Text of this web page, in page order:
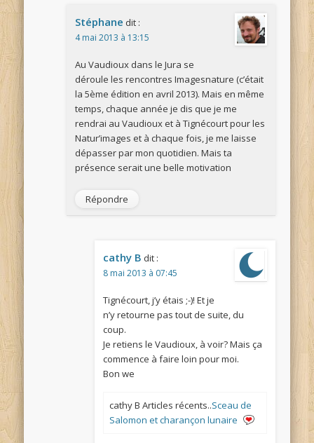
Stéphane dit :
4 mai 2013 à 13:15
Au Vaudioux dans le Jura se
déroule les rencontres Imagesnature (c’était
la 5ème édition en avril 2013). Mais en même
temps, chaque année je dis que je me
rendrai au Vaudioux et à Tignécourt pour les
Natur’images et à chaque fois, je me laisse
dépasser par mon quotidien. Mais ta
présence serait une belle motivation
Répondre
cathy B dit :
8 mai 2013 à 07:45
Tignécourt, j’y étais ;-)! Et je
n’y retourne pas tout de suite, du
coup.
Je retiens le Vaudioux, à voir? Mais ça
commence à faire loin pour moi.
Bon we
cathy B Articles récents..Sceau de
Salomon et charançon lunaire